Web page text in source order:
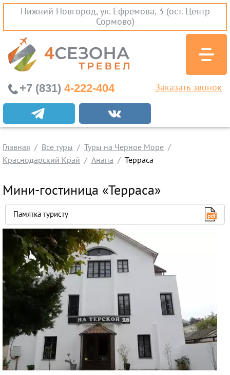
Нижний Новгород, ул. Ефремова, 3 (ост. Центр
Сормово)
Экскурсионные туры
Заграничные экскурсии
Туры на Черное Море
Краснодарский Край
Крым
Проезд без проживания
Вылеты из Нижнего Новгорода
Горящие туры
Раннее бронирование
Железнодорожные туры
+7 (831) 4-222-404 Заказать звонок
Главная Все туры
Туры на Черное Море
Краснодарский Край
Анапа Терраса
Мини-гостиница «Терраса»
Памятка туристу